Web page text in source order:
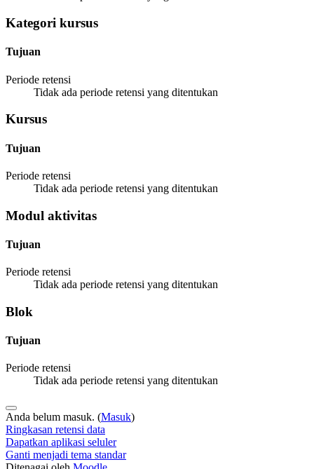
Kategori kursus
Tujuan
Periode retensi
Tidak ada periode retensi yang ditentukan
Kursus
Tujuan
Periode retensi
Tidak ada periode retensi yang ditentukan
Modul aktivitas
Tujuan
Periode retensi
Tidak ada periode retensi yang ditentukan
Blok
Tujuan
Periode retensi
Tidak ada periode retensi yang ditentukan
Anda belum masuk. (Masuk)
Ringkasan retensi data
Dapatkan aplikasi seluler
Ganti menjadi tema standar